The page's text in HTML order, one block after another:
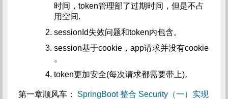
时间，token管理部了过期时间，但是不占
用空间.
sessionId失效问题和token内包含。
session基于cookie，app请求并没有cookie
。
token更加安全(每次请求都需要带上)。
第一章顺风车： SpringBoot 整合 Security（一）实现